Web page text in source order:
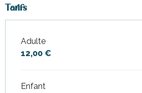
Tarifs
Tarifs 2026
Adulte
12,00 €
Enfant